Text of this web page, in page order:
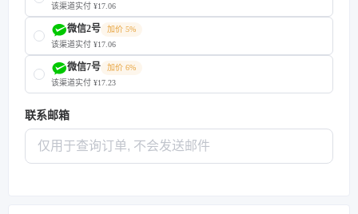
该渠道实付 ¥17.06
微信2号
加价 5%
该渠道实付 ¥17.06
微信7号
加价 6%
该渠道实付 ¥17.23
联系邮箱